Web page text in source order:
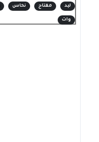
ليد مفتاح نحاس
وات